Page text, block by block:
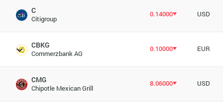
C
Citigroup
0.14000 USD
CBKG
Commerzbank AG
0.10000 EUR
CMG
Chipotle Mexican Grill
8.06000 USD